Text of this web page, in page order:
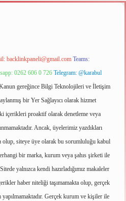
backlinkpaneli@gmail.com Teams:
0262 606 0 726 Telegram: @karabul
gereğince Bilgi Teknolojileri ve İletişim
bir Yer Sağlayıcı olarak hizmet
içerikleri proaktif olarak denetleme veya
Ancak, üyelerimiz yazdıkları
olup, siteye üye olarak bu sorumluluğu kabul
bir marka, kurum veya şahıs şirketi ile
yalnızca kendi hazırladığımız makaleler
haber niteliği taşımamakta olup, gerçek
Gerçek kurum ve kişiler ile